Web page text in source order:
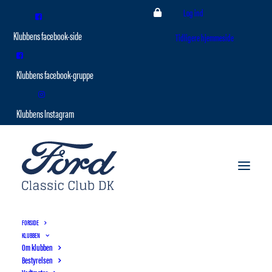
Log ind
Tidligere hjemmeside
FORSIDE
KLUBBEN
Om klubben
Bestyrelsen